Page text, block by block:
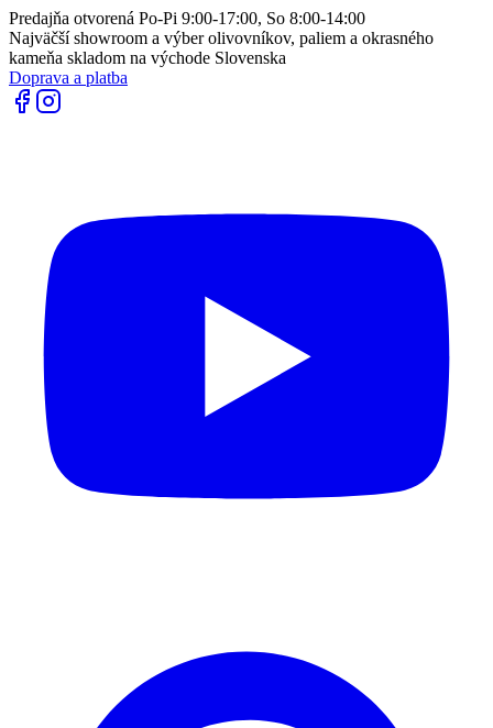
Predajňa otvorená Po-Pi 9:00-17:00, So 8:00-14:00
Najväčší showroom a výber olivovníkov, paliem a okrasného
kameňa skladom na východe Slovenska
Doprava a platba